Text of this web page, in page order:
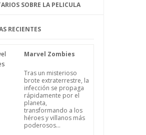
experiencia de este cazador y
SOBRE LA PELICULA
RECIENTES
Marvel Zombies
Tras un misterioso
brote extraterrestre, la
infección se propaga
rápidamente por el
planeta,
transformando a los
héroes y villanos más
poderosos...